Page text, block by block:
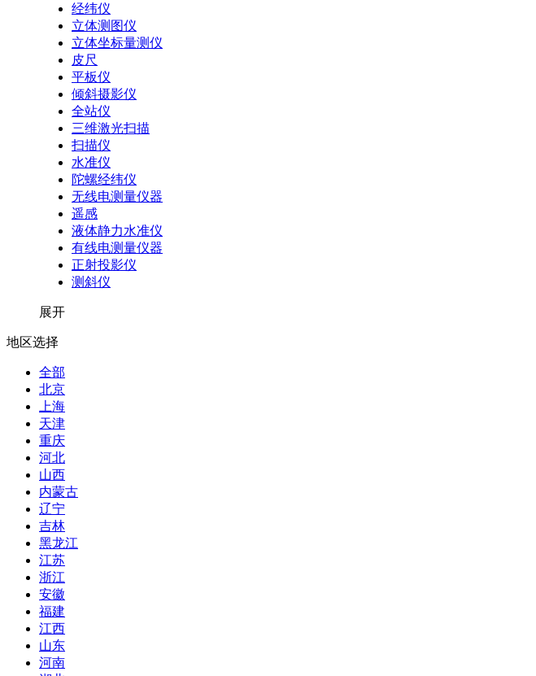
经纬仪
立体测图仪
立体坐标量测仪
皮尺
平板仪
倾斜摄影仪
全站仪
三维激光扫描
扫描仪
水准仪
陀螺经纬仪
无线电测量仪器
遥感
液体静力水准仪
有线电测量仪器
正射投影仪
测斜仪
展开
地区选择
全部
北京
上海
天津
重庆
河北
山西
内蒙古
辽宁
吉林
黑龙江
江苏
浙江
安徽
福建
江西
山东
河南